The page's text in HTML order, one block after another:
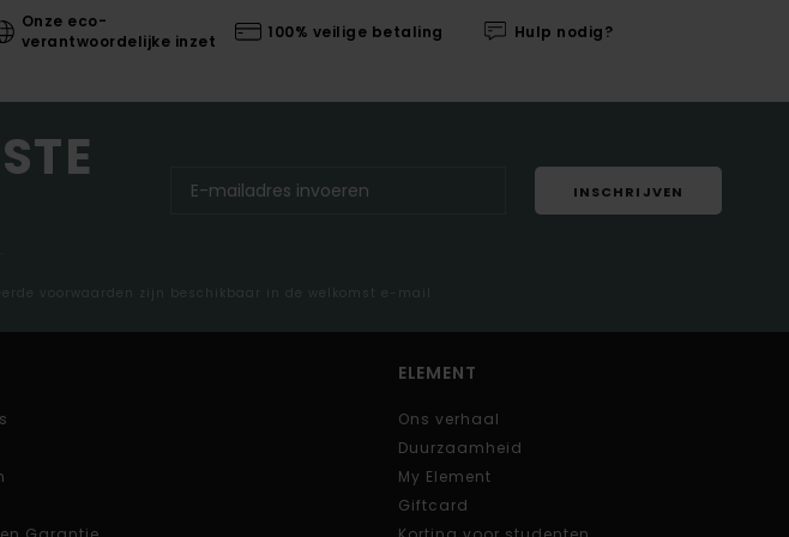
Onze eco-
verantwoordelijke inzet
100% veilige betaling Hulp nodig?
INSCHRIJVEN
voorwaarden zijn beschikbaar in de welkomst e-mail
ELEMENT
Ons verhaal
Duurzaamheid
My Element
Giftcard